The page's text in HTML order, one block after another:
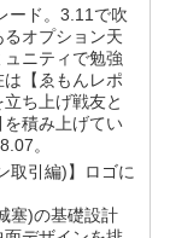
ード。3.11で吹
オプション天
ニティで勉強
【ゑもんレポ
ち上げ戦友と
積み上げてい
。
取引編)】ロゴに
塞)の基礎設計